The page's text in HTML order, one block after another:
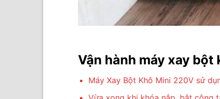
Vận hành máy xay bột
Máy Xay Bột Khô Mini 220V sử